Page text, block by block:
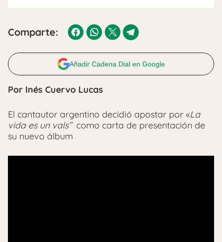
Comparte:
Añadir Cadena Dial en Google
Por Inés Cuervo Lucas
El cantautor argentino decidió apostar por «La
vida es un vals’’ como carta de presentación de
su nuevo álbum